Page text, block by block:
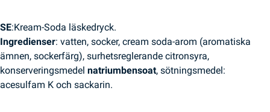
SE:Kream-Soda läskedryck.
Ingredienser: vatten, socker, cream soda-arom (aromatiska
ämnen, sockerfärg), surhetsreglerande citronsyra,
konserveringsmedel natriumbensoat, sötningsmedel:
acesulfam K och sackarin.